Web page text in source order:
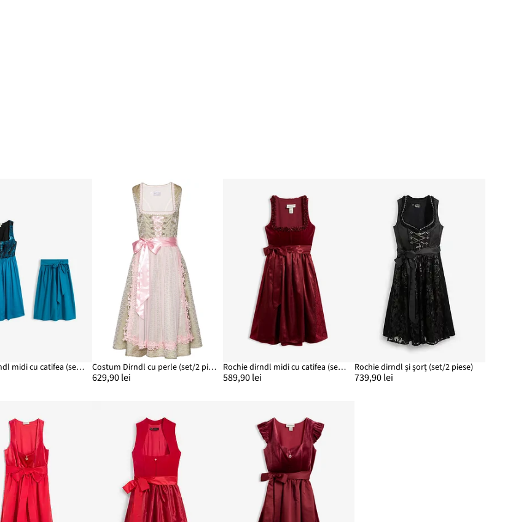
Rochie dirndl midi cu catifea (set/2 piese) Costum Dirndl cu perle (set/2 piese)
629,90 lei
Rochie dirndl midi cu catifea (set/2 piese)
589,90 lei
Rochie dirndl și șorț (set/2 piese)
739,90 lei